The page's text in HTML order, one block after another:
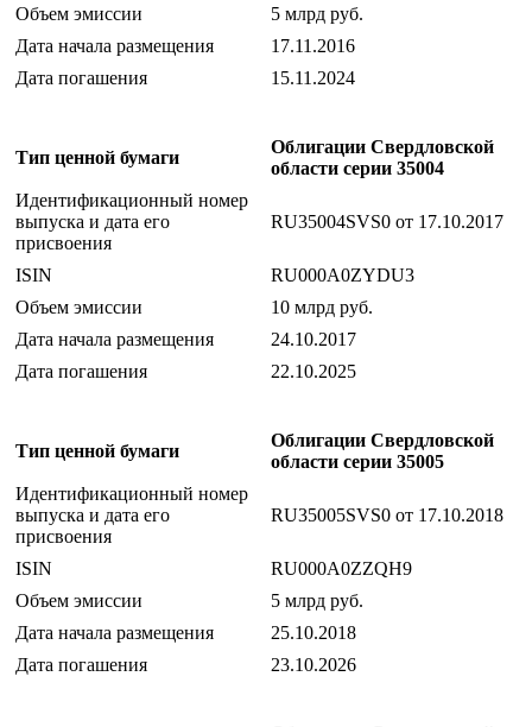
Объем эмиссии
5 млрд руб.
Дата начала размещения
17.11.2016
Дата погашения
15.11.2024
Тип ценной бумаги
Облигации Свердловской
области серии 35004
Идентификационный номер
выпуска и дата его
присвоения
RU35004SVS0 от 17.10.2017
ISIN
RU000A0ZYDU3
Объем эмиссии
10 млрд руб.
Дата начала размещения
24.10.2017
Дата погашения
22.10.2025
Тип ценной бумаги
Облигации Свердловской
области серии 35005
Идентификационный номер
выпуска и дата его
присвоения
RU35005SVS0 от 17.10.2018
ISIN
RU000A0ZZQH9
Объем эмиссии
5 млрд руб.
Дата начала размещения
25.10.2018
Дата погашения
23.10.2026